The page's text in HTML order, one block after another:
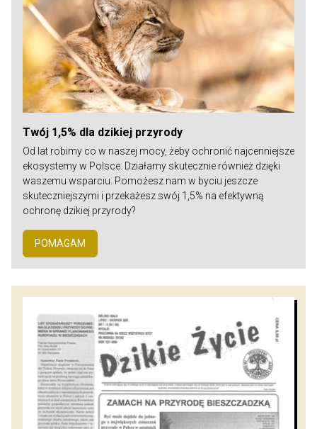
Twój 1,5% dla dzikiej przyrody
Od lat robimy co w naszej mocy, żeby ochronić najcenniejsze
ekosystemy w Polsce. Działamy skutecznie również dzięki
waszemu wsparciu. Pomożesz nam w byciu jeszcze
skuteczniejszymi i przekażesz swój 1,5% na efektywną
ochronę dzikiej przyrody?
POMAGAM